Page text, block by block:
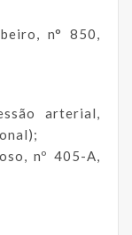
n° 850,
arterial,
nº 405-A,